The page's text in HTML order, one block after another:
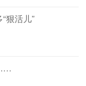
狠活儿”